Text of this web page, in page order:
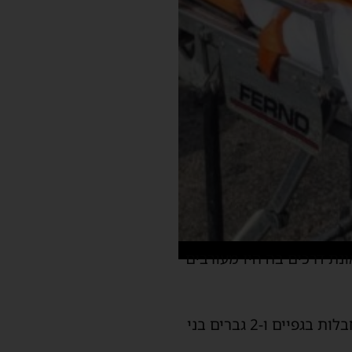
דרכים בה היו מעורבים
החובשים העניקו סיוע רפואי ראשוני ופינו 3 פצועים בהם: גבר כבן 30 במצב קשה עם חבלות בגפיים ו-2 גברים בני